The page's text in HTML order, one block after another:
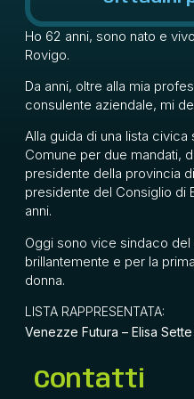
Ho 62 anni, sono nato e
Rovigo.
Da anni, oltre alla mia
consulente aziendale, mi
Alla guida di una lista
Comune per due mandati,
presidente della provincia
presidente del Consiglio di
anni.
Oggi sono vice sindaco
brillantemente e per la
donna.
LISTA RAPPRESENTATA:
Venezze Futura – Elisa
Contatti